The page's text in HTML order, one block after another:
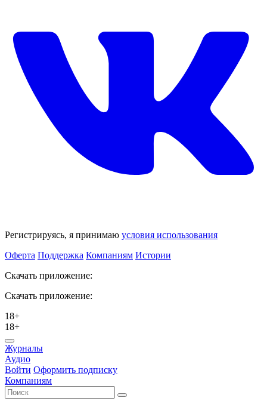
Регистрируясь, я принимаю условия использования
Оферта Поддержка Компаниям Истории
Скачать приложение:
Скачать приложение:
18+
18+
Журналы
Аудио
Войти Оформить подписку
Компаниям